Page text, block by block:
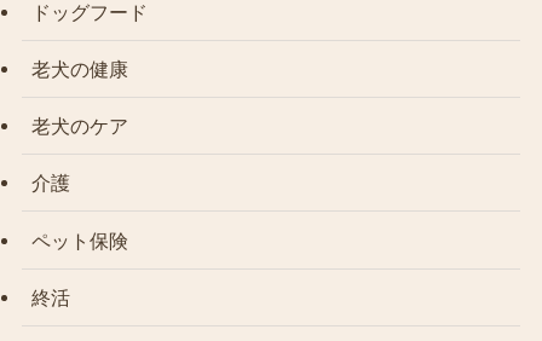
ドッグフード
老犬の健康
老犬のケア
介護
ペット保険
終活